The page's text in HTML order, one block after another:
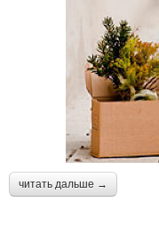
читать дальше →